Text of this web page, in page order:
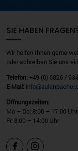
SIE HABEN
Wir helfen Ihnen gerne
oder schreiben Sie uns
Telefon:+49 (0) 6826 /
E-Mail:
Öffnungszeiten:
Mo – Do: 8:00 – 17:00 Uhr
Fr: 8:00 – 14:00 Uhr
 